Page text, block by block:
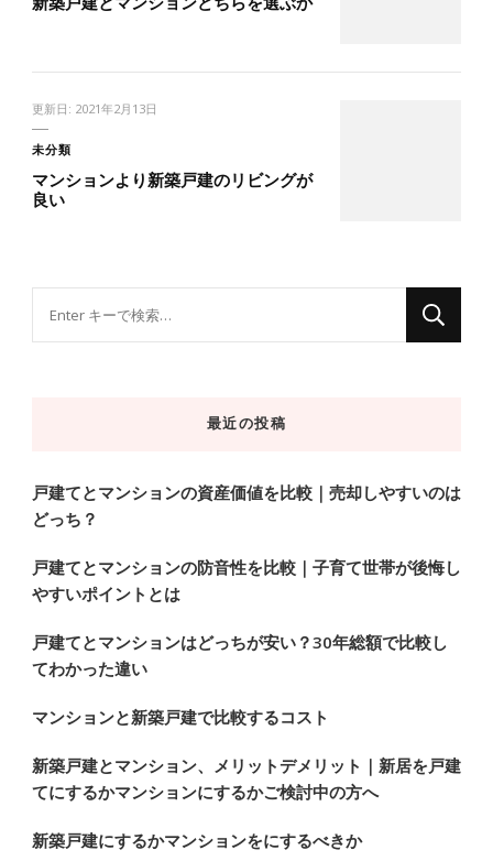
更新日: 2021年2月13日
未分類
マンションより新築戸建のリビングが
良い
で
す
か
?
最近の投稿
戸建てとマンションの資産価値を比較｜売却しやすいのは
どっち？
戸建てとマンションの防音性を比較｜子育て世帯が後悔し
やすいポイントとは
戸建てとマンションはどっちが安い？30年総額で比較し
てわかった違い
マンションと新築戸建で比較するコスト
新築戸建とマンション、メリットデメリット｜新居を戸建
てにするかマンションにするかご検討中の方へ
新築戸建にするかマンションをにするべきか